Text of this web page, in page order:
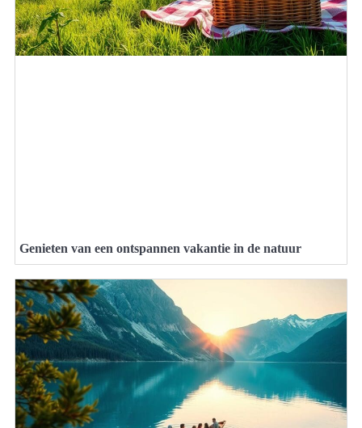
Genieten van een ontspannen vakantie in de natuur